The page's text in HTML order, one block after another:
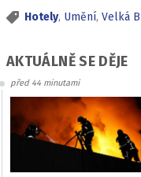
Hotely, Umění, Velká
AKTUÁLNĚ SE DĚJE
před 44 minutami